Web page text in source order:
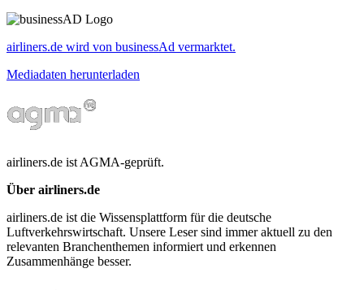
airliners.de wird von businessAd vermarktet.
Mediadaten herunterladen
airliners.de ist AGMA-geprüft.
Über airliners.de
airliners.de ist die Wissensplattform für die deutsche
Luftverkehrswirtschaft. Unsere Leser sind immer aktuell zu den
relevanten Branchenthemen informiert und erkennen
Zusammenhänge besser.